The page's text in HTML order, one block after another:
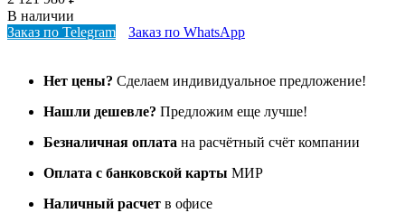
В наличии
Заказ по Telegram
Заказ по WhatsApp
Нет цены? Сделаем индивидуальное предложение!
Нашли дешевле? Предложим еще лучше!
Безналичная оплата на расчётный счёт компании
Оплата с банковской карты МИР
Наличный расчет в офисе